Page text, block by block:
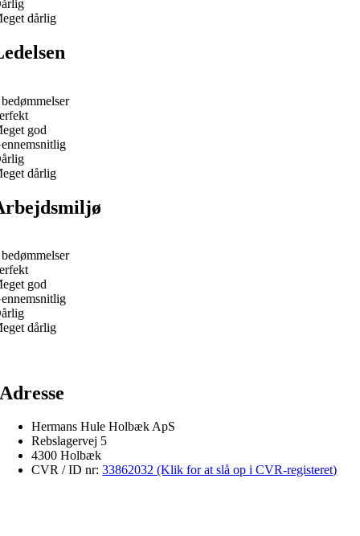
dårlig
god
dårlig
god
dårlig
Adresse
Hermans Hule Holbæk ApS
Rebslagervej 5
4300 Holbæk
CVR / ID nr:33862032 (Klik for at slå op i CVR-registeret)